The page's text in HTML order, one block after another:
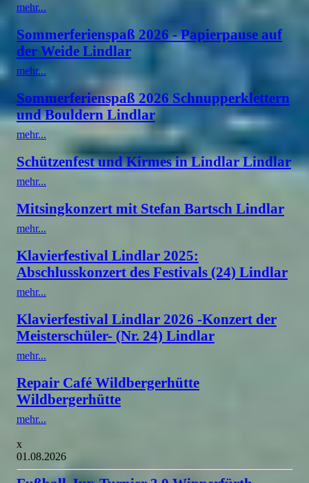
mehr...
Sommerferienspaß 2026 - Papierpause auf
der Weide Lindlar
mehr...
Sommerferienspaß 2026 Schnupperklettern
und Bouldern Lindlar
mehr...
Schützenfest und Kirmes in Lindlar Lindlar
mehr...
Mitsingkonzert mit Stefan Bartsch Lindlar
mehr...
Klavierfestival Lindlar 2025:
Abschlusskonzert des Festivals (24) Lindlar
mehr...
Klavierfestival Lindlar 2026 -Konzert der
Meisterschüler- (Nr. 24) Lindlar
mehr...
Repair Café Wildbergerhütte
Wildbergerhütte
mehr...
x
01.08.2026